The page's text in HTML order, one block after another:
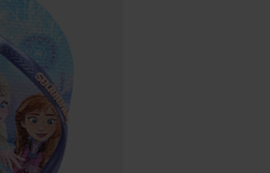
todo un verano de
incluso con muchos
sin resultar rígidas.
y el brillo sigan ahí, día